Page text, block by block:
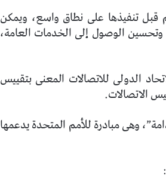
قبل تنفيذها على نطاق واسع، ويمكن
وتحسين الوصول إلى الخدمات العامة،
الدولى للاتصالات المعنى بتقييس
وهى مبادرة للأمم المتحدة يدعمها